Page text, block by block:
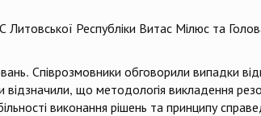
Литовської Республіки Витас Мілюс та
Співрозмовники обговорили випадки
відзначили, що методологія викладення
виконання рішень та принципу